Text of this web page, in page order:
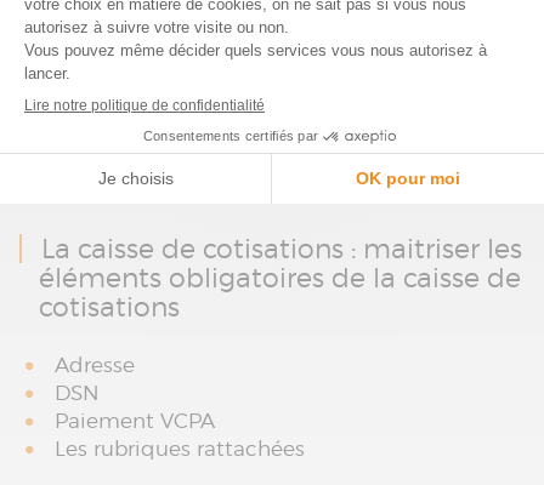
Questionnaire d’appréciation sur la
Plan de la formation
La caisse de cotisations : maitriser les
éléments obligatoires de la caisse de
cotisations
Adresse
DSN
Paiement VCPA
Les rubriques rattachées